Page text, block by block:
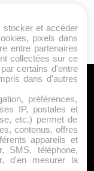
stocker et accéder
pixels dans
entre partenaires
collectées sur ce
certains d'entre
dans d'autres
préférences,
IP, postales et
etc.) permet de
contenus, offres
appareils et
SMS, téléphone,
d'en mesurer la